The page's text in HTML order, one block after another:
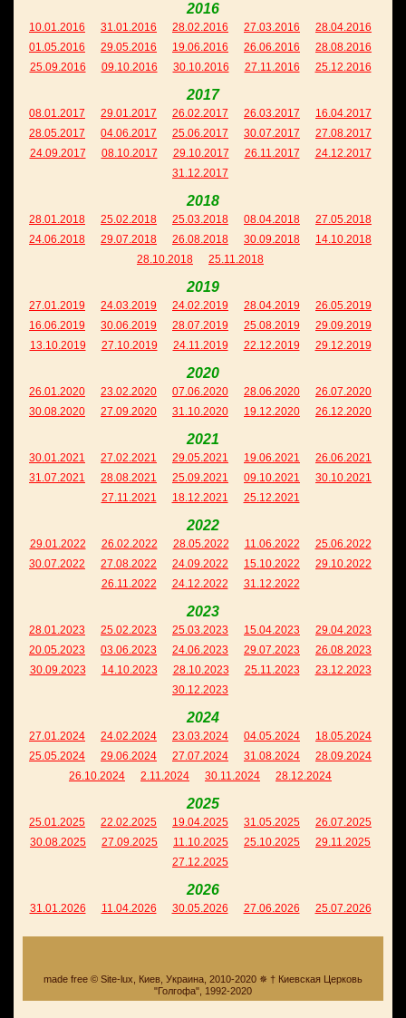
2016
10.01.2016 31.01.2016 28.02.2016 27.03.2016
28.04.2016
01.05.2016
29.05.2016 19.06.2016 26.06.2016
28.08.2016
25.09.2016
09.10.2016 30.10.2016 27.11.2016 25.12.2016
2017
08.01.2017 29.01.2017 26.02.2017 26.03.2017
16.04.2017
28.05.2017
04.06.2017 25.06.2017 30.07.2017
27.08.2017
24.09.2017
08.10.2017 29.10.2017 26.11.2017
24.12.2017
31.12.2017
2018
28.01.2018 25.02.2018 25.03.2018 08.04.2018
27.05.2018
24.06.2018
29.07.2018 26.08.2018 30.09.2018
14.10.2018
28.10.2018
25.11.2018
2019
27.01.2019 24.03.2019 24.02.2019 28.04.2019
26.05.2019
16.06.2019
30.06.2019 28.07.2019 25.08.2019
29.09.2019
13.10.2019
27.10.2019 24.11.2019 22.12.2019 29.12.2019
2020
26.01.2020 23.02.2020 07.06.2020 28.06.2020
26.07.2020
30.08.2020
27.09.2020 31.10.2020 19.12.2020 26.12.2020
2021
30.01.2021 27.02.2021 29.05.2021 19.06.2021
26.06.2021
31.07.2021
28.08.2021 25.09.2021 09.10.2021
30.10.2021
27.11.2021
18.12.2021 25.12.2021
2022
29.01.2022 26.02.2022 28.05.2022 11.06.2022
25.06.2022
30.07.2022
27.08.2022 24.09.2022 15.10.2022
29.10.2022
26.11.2022
24.12.2022 31.12.2022
2023
28.01.2023 25.02.2023 25.03.2023 15.04.2023
29.04.2023
20.05.2023
03.06.2023 24.06.2023 29.07.2023
26.08.2023
30.09.2023
14.10.2023 28.10.2023 25.11.2023
23.12.2023
30.12.2023
2024
27.01.2024 24.02.2024 23.03.2024 04.05.2024
18.05.2024
25.05.2024
29.06.2024 27.07.2024 31.08.2024
28.09.2024
26.10.2024
2.11.2024 30.11.2024 28.12.2024
2025
25.01.2025 22.02.2025 19.04.2025 31.05.2025
26.07.2025
30.08.2025
27.09.2025 11.10.2025 25.10.2025
29.11.2025
27.12.2025
2026
31.01.2026 11.04.2026 30.05.2026 27.06.2026 25.07.2026
made free © Site-lux, Киев, Украина, 2010-2020 ✵ † Киевская Церковь
"Голгофа", 1992-2020